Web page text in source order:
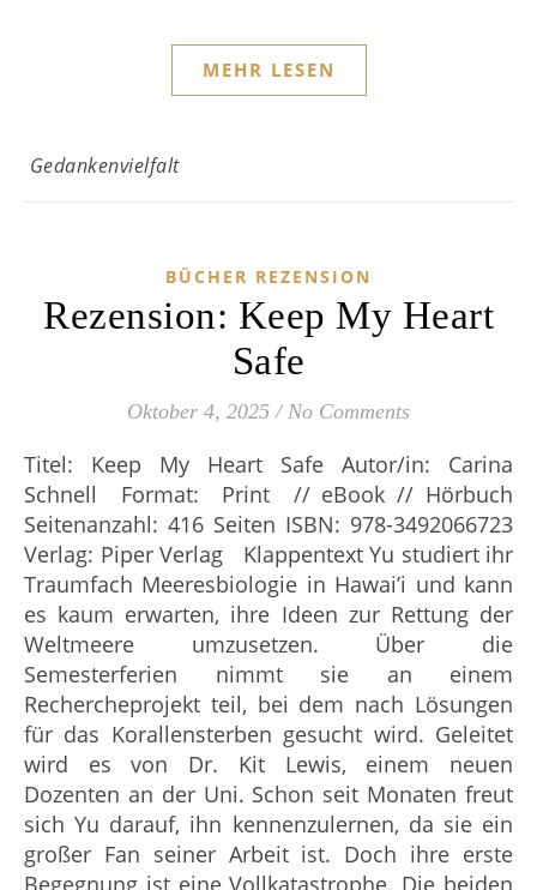
MEHR LESEN
Gedankenvielfalt
BÜCHER REZENSION
Rezension: Keep My Heart
Safe
Oktober 4, 2025 / No Comments
Titel: Keep My Heart Safe Autor/in: Carina
Schnell Format: Print // eBook // Hörbuch
Seitenanzahl: 416 Seiten ISBN: 978-3492066723
Verlag: Piper Verlag Klappentext Yu studiert ihr
Traumfach Meeresbiologie in Hawai’i und kann
es kaum erwarten, ihre Ideen zur Rettung der
Weltmeere umzusetzen. Über die
Semesterferien nimmt sie an einem
Rechercheprojekt teil, bei dem nach Lösungen
für das Korallensterben gesucht wird. Geleitet
wird es von Dr. Kit Lewis, einem neuen
Dozenten an der Uni. Schon seit Monaten freut
sich Yu darauf, ihn kennenzulernen, da sie ein
großer Fan seiner Arbeit ist. Doch ihre erste